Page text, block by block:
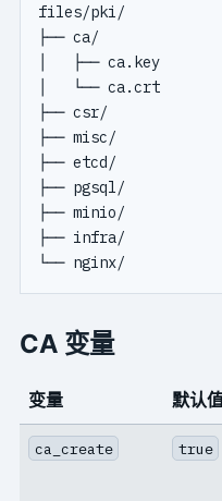
files/pki/
├── ca/
│   ├── ca.key
│   └── ca.crt
├── csr/
├── misc/
├── etcd/
├── pgsql/
├── minio/
├── infra/
CA 变量
变量 默认
ca_create true